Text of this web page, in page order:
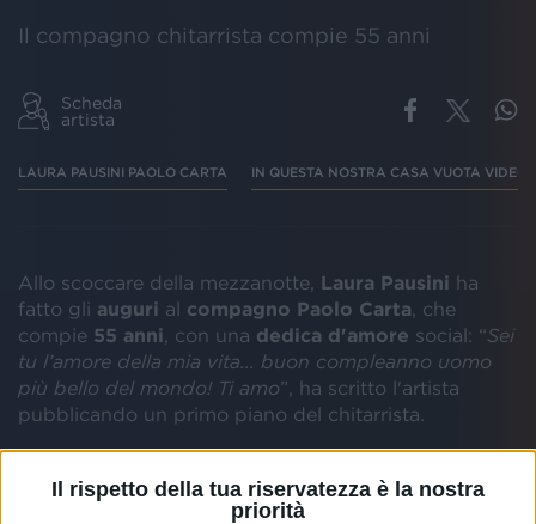
Il rispetto della tua riservatezza è la nostra
priorità
Il compagno chitarrista compie 55 anni
Scheda
artista
LAURA PAUSINI PAOLO CARTA IN QUESTA NOSTRA CASA VUOTA VIDEO
Allo scoccare della mezzanotte, Laura Pausini ha
fatto gli auguri al compagno Paolo Carta , che
compie 55 anni , con una dedica d'amore social: “Sei
tu l’amore della mia vita... buon compleanno uomo
più bello del mondo! Ti amo”, ha scritto l'artista
pubblicando un primo piano del chitarrista.
Paolo Carta, dal quale Laura ha avuto lafiglia Paola
è nato a Roma il 18 aprile 1964.